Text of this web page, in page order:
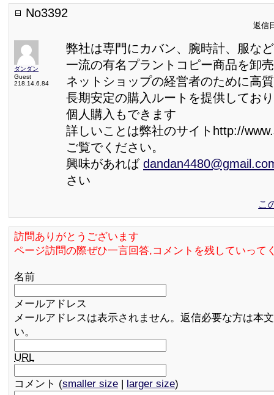
No3392
返信
ダンダン
Guest
218.14.6.84
弊社は専門にカバン、腕時計、服な
一流の有名プラントコピー商品を卸
ネットショップの経営者のために高
長期安定の購入ルートを提供してお
個人購入もできます
詳しいことは弊社のサイトhttp://
ご覧でください。
興味があれば
さい
こ
訪問ありがとうございます
ページ訪問の際ぜひ一言回答,コメントを残していって
名前
メールアドレス
メールアドレスは表示されません。返信必要な方は本
い。
URL
コメント (smaller size | larger size)